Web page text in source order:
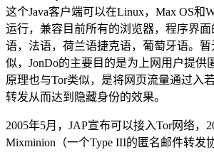
这个Java客户端可以在Linux，Max OS和
运行，兼容目前所有的浏览器，程序界
语，法语，荷兰语捷克语，葡萄牙语。暂
似，JonDo的主要目的是为上网用户提供
原理也与Tor类似，是将网页流量通过入
转发从而达到隐藏身份的效果。
2005年5月，JAP宣布可以接入Tor网络，
Mixminion（一个Type III的匿名邮件转发